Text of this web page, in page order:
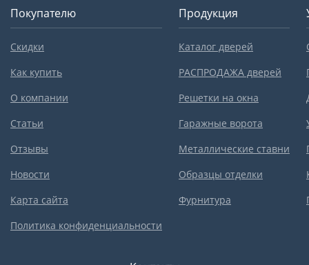
Покупателю
Скидки
Как купить
О компании
Статьи
Отзывы
Новости
Карта сайта
Политика конфиденциальности
Продукция
Каталог дверей
РАСПРОДАЖА дверей
Решетки на окна
Гаражные ворота
Металлические ставни
Образцы отделки
Фурнитура